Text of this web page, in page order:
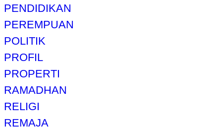
PENDIDIKAN
PEREMPUAN
POLITIK
PROFIL
PROPERTI
RAMADHAN
RELIGI
REMAJA